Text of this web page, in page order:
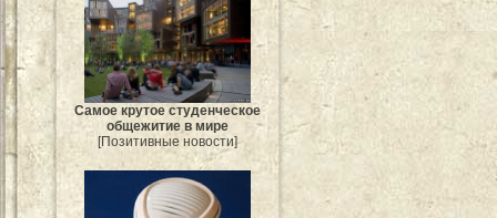
Самое крутое студенческое
общежитие в мире
[Позитивные новости]